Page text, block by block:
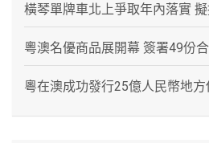
橫琴單牌車北上爭取年內落實
粵澳名優商品展開幕 簽署49份
粵在澳成功發行25億人民幣地方